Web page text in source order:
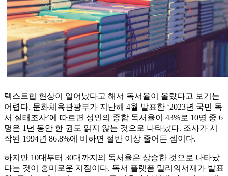
텍스트힙 현상이 일어났다고 해서 독서율이 올랐다고 보기는
어렵다. 문화체육관광부가 지난해 4월 발표한 ‘2023년 국민 독
서 실태조사’에 따르면 성인의 종합 독서율이 43%로 10명 중 6
명은 1년 동안 한 권도 읽지 않는 것으로 나타났다. 조사가 시
작된 1994년 86.8%에 비하면 절반 이상 줄어든 셈이다.
하지만 10대부터 30대까지의 독서율은 상승한 것으로 나타났
다는 것이 흥미로운 지점이다. 독서 플랫폼 밀리의서재가 발표